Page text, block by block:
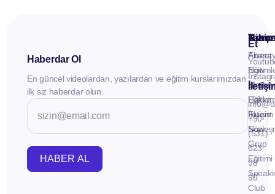
Haberdar Ol
En güncel videolardan, yazılardan ve eğitim kurslarımızdan
ilk siz haberdar olun.
HABER AL
İletişim
Fluent
Now -
Birebir
Eğitim
Fluent
Now -
Grup
Eğitimi
Club
Takip
Et
+90
(531)
623
98
90